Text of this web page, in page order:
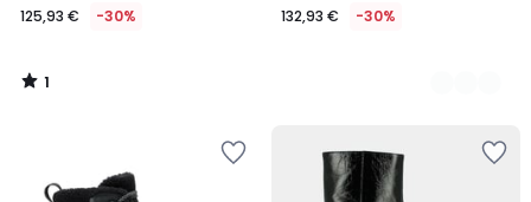
125,93 € -30%
1
/
132,93 € -30%